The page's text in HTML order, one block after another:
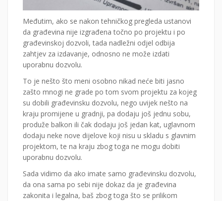
Međutim, ako se nakon tehničkog pregleda ustanovi
da građevina nije izgrađena točno po projektu i po
građevinskoj dozvoli, tada nadležni odjel odbija
zahtjev za izdavanje, odnosno ne može izdati
uporabnu dozvolu.
To je nešto što meni osobno nikad neće biti jasno
zašto mnogi ne grade po tom svom projektu za kojeg
su dobili građevinsku dozvolu, nego uvijek nešto na
kraju promijene u gradnji, pa dodaju još jednu sobu,
produže balkon ili čak dodaju još jedan kat, uglavnom
dodaju neke nove dijelove koji nisu u skladu s glavnim
projektom, te na kraju zbog toga ne mogu dobiti
uporabnu dozvolu.
Sada vidimo da ako imate samo građevinsku dozvolu,
da ona sama po sebi nije dokaz da je građevina
zakonita i legalna, baš zbog toga što se prilikom